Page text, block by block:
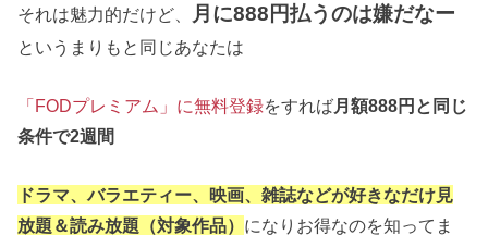
それは魅力的だけど、 月に888円払うのは嫌だなー
というまりもと同じあなたは
「FODプレミアム」に無料登録をすれば月額888円と同じ
条件で2週間
ドラマ、バラエティー、映画、雑誌などが好きなだけ見
放題＆読み放題（対象作品） になりお得なのを知ってま